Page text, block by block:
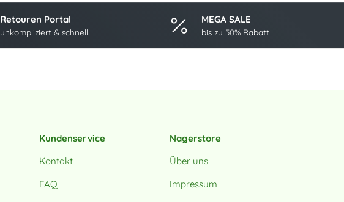
Retouren Portal
unkompliziert & schnell
MEGA SALE
bis zu 50% Rabatt
Kundenservice
Kontakt
FAQ
Nagerstore
Über uns
Impressum